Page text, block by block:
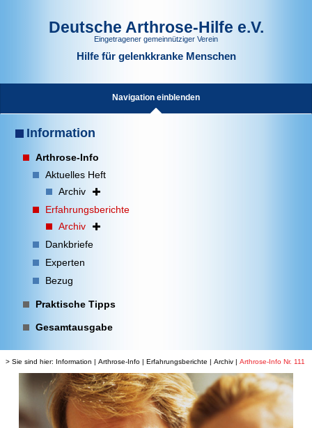
Deutsche Arthrose-Hilfe e.V.
Eingetragener gemeinnütziger Verein
Hilfe für gelenkkranke Menschen
Navigation einblenden
Information
Arthrose-Info
Aktuelles Heft
Archiv
Erfahrungsberichte
Archiv
Dankbriefe
Experten
Bezug
Praktische Tipps
Gesamtausgabe
> Sie sind hier: Information | Arthrose-Info | Erfahrungsberichte | Archiv | Arthrose-Info Nr. 111